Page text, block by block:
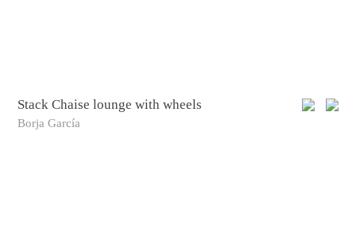
Stack Chaise lounge with wheels
Borja García